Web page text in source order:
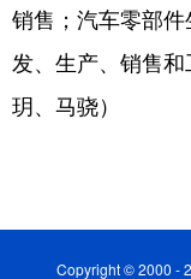
销售；汽车零部
发、生产、销售
玥、马骁）
Copyright © 2000 -